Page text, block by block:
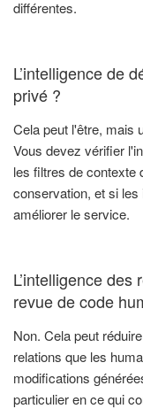
différentes.
L’intelligence de
privé ?
Cela peut l'être, mais
Vous devez vérifier
les filtres de contexte
conservation, et si
améliorer le service.
L’intelligence
revue de code
Non. Cela peut
relations que les
modifications
particulier en ce qui